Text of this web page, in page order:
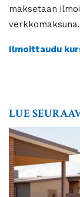
maksetaan
verkkomaksuna.
Ilmoittaudu
LUE